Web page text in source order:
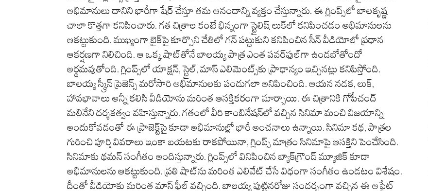
అభిమానులు దానిని భారీగా షేర్ చేస్తూ తమ ఆనందాన్ని వ్యక్తం చేస్తున్నారు. ఈ గ్లింప్స్‌లో బాలకృష్ణ
చాలా కొత్తగా కనిపించారు. గత చిత్రాల కంటే భిన్నంగా స్టైలిష్ లుక్‌లో కనిపించడం అభిమానులను
ఆకట్టుకుంది. ముఖ్యంగా బైక్‌పై కూర్చొని చేతిలో గన్ పట్టుకుని కనిపించిన సీన్ వీడియోలో ప్రధాన
ఆకర్షణగా నిలిచింది. ఆ ఒక్క షాట్‌తోనే బాలయ్య పాత్ర ఎంత పవర్‌ఫుల్‌గా ఉండబోతోందో
అర్థమవుతోంది. గ్లింప్స్‌లో యాక్షన్, స్టైల్, మాస్ ఎలిమెంట్స్‌కు ప్రాధాన్యం ఇచ్చినట్లు కనిపిస్తోంది.
బాలయ్య స్క్రీన్ ప్రెజెన్స్ మరోసారి అభిమానులకు పండుగలా అనిపించింది. ఆయన నడక, లుక్,
హావభావాలు అన్నీ కలిసి వీడియోను మరింత ఆసక్తికరంగా మార్చాయి. ఈ చిత్రానికి గోపీచంద్
మలినేని దర్శకత్వం వహిస్తున్నారు. గతంలో వీరి కాంబినేషన్‌లో వచ్చిన సినిమా మంచి విజయాన్ని
అందుకోవడంతో ఈ ప్రాజెక్ట్‌పై కూడా అభిమానుల్లో భారీ అంచనాలు ఉన్నాయి. సినిమా కథ, పాత్రల
గురించి పూర్తి వివరాలు ఇంకా బయటకు రాకపోయినా, గ్లింప్స్ మాత్రం సినిమాపై ఆసక్తిని పెంచేసింది.
సినిమాకు థమన్ సంగీతం అందిస్తున్నారు. గ్లింప్స్‌లో వినిపించిన బ్యాక్‌గ్రౌండ్ మ్యూజిక్ కూడా
అభిమానులను ఆకట్టుకుంది. ప్రతి షాట్‌ను మరింత ఎలివేట్ చేసే విధంగా సంగీతం ఉండటం విశేషం.
దీంతో వీడియోకు మరింత మాస్ ఫీల్ వచ్చింది. బాలయ్య పుట్టినరోజు సందర్భంగా వచ్చిన ఈ అప్డేట్